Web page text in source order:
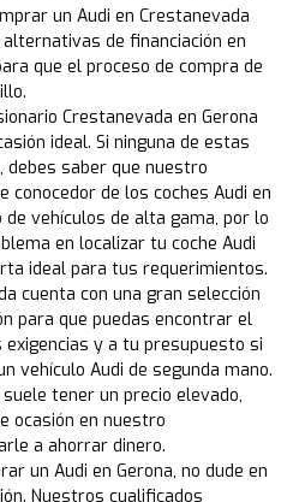
un Audi en Crestanevada
de financiación en
que el proceso de compra de
Crestanevada en Gerona
ideal. Si ninguna de estas
debes saber que nuestro
conocedor de los coches Audi en
vehículos de alta gama, por lo
en localizar tu coche Audi
ideal para tus requerimientos.
cuenta con una gran selección
para que puedas encontrar el
y a tu presupuesto si
vehículo Audi de segunda mano.
tener un precio elevado,
ocasión en nuestro
a ahorrar dinero.
un Audi en Gerona, no dude en
Nuestros cualificados